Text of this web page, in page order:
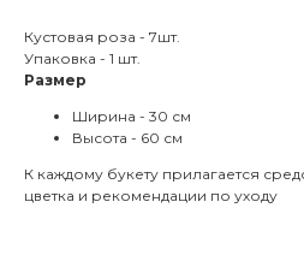
Кустовая роза - 7шт.
Упаковка - 1 шт.
Размер
Ширина - 30 см
Высота - 60 см
К каждому букету прилагается
цветка и рекомендации по уходу